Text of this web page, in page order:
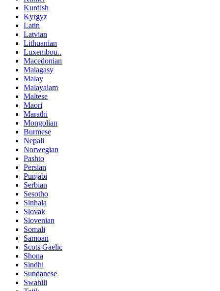
Kurdish
Kyrgyz
Latin
Latvian
Lithuanian
Luxembou..
Macedonian
Malagasy
Malay
Malayalam
Maltese
Maori
Marathi
Mongolian
Burmese
Nepali
Norwegian
Pashto
Persian
Punjabi
Serbian
Sesotho
Sinhala
Slovak
Slovenian
Somali
Samoan
Scots Gaelic
Shona
Sindhi
Sundanese
Swahili